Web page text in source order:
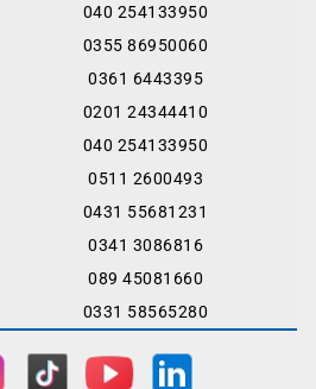
040 254133950
0355 86950060
0361 6443395
0201 24344410
040 254133950
0511 2600493
0431 55681231
0341 3086816
089 45081660
0331 58565280